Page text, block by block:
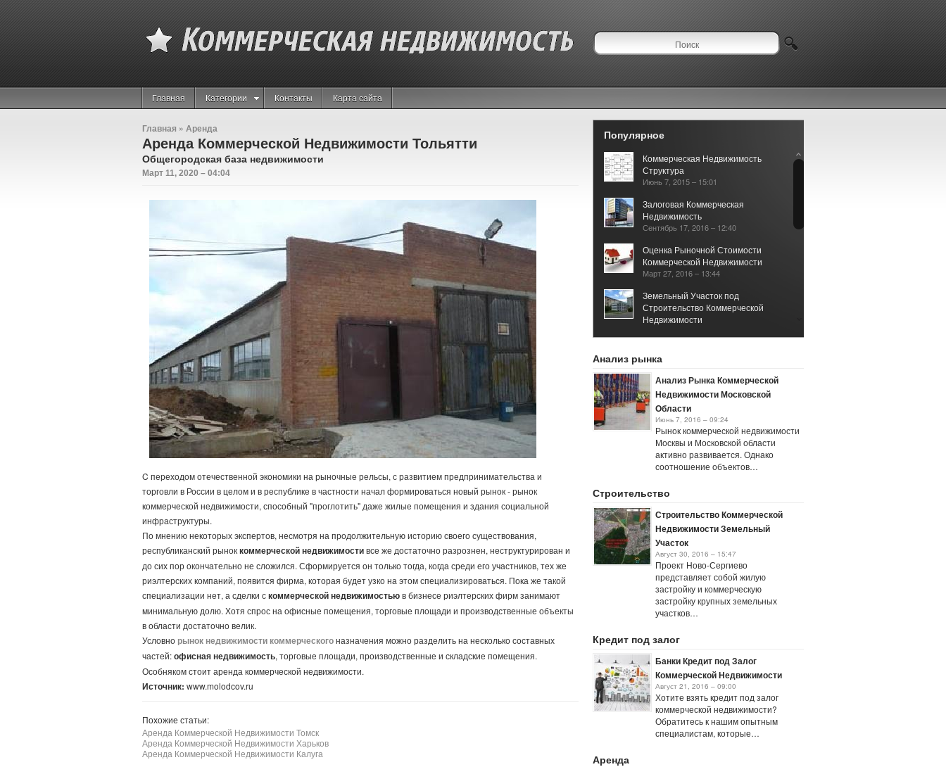
Главная Категории Контакты Карта сайта
Главная » Аренда
Аренда Коммерческой Недвижимости Тольятти
Общегородская база недвижимости
Март 11, 2020 – 04:04
C переходом отечественной экономики на рыночные рельсы, с развитием предпринимательства и
торговли в России в целом и в республике в частности начал формироваться новый рынок - рынок
коммерческой недвижимости, способный "проглотить" даже жилые помещения и здания социальной
инфраструктуры.
По мнению некоторых экспертов, несмотря на продолжительную историю своего существования,
республиканский рыноккоммерческой недвижимостивсе же достаточно разрознен, неструктурирован и
до сих пор окончательно не сложился. Сформируется он только тогда, когда среди его участников, тех же
риэлтерских компаний, появится фирма, которая будет узко на этом специализироваться. Пока же такой
специализации нет, а сделки скоммерческой недвижимостьюв бизнесе риэлтерских фирм занимают
минимальную долю. Хотя спрос на офисные помещения, торговые площади и производственные объекты
в области достаточно велик.
Условно рынок недвижимости коммерческогоназначения можно разделить на несколько составных
частей:офисная недвижимость, торговые площади, производственные и складские помещения.
Особняком стоит аренда коммерческой недвижимости.
Источник: www.molodcov.ru
Похожие статьи:
Аренда Коммерческой Недвижимости Томск
Аренда Коммерческой Недвижимости Харьков
Аренда Коммерческой Недвижимости Калуга
Популярное
Коммерческая Недвижимость
Структура
Июнь 7, 2015 – 15:01
Залоговая Коммерческая
Недвижимость
Сентябрь 17, 2016 – 12:40
Оценка Рыночной Стоимости
Коммерческой Недвижимости
Март 27, 2016 – 13:44
Земельный Участок под
Строительство Коммерческой
Недвижимости
Недвижимости 2017
Январь 25, 2021 – 05:40
Анализ рынка
Анализ Рынка Коммерческой
Недвижимости Московской
Области
Июнь 7, 2016 – 09:24
Рынок коммерческой недвижимости
Москвы и Московской области
активно развивается. Однако
соотношение объектов…
Строительство
Строительство Коммерческой
Недвижимости Земельный
Участок
Август 30, 2016 – 15:47
Проект Ново-Сергиево
представляет собой жилую
застройку и коммерческую
застройку крупных земельных
участков…
Кредит под залог
Банки Кредит под Залог
Коммерческой Недвижимости
Август 21, 2016 – 09:00
Хотите взять кредит под залог
коммерческой недвижимости?
Обратитесь к нашим опытным
специалистам, которые…
Аренда